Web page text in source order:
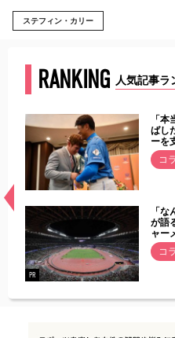
ステフィン・カリー
RANKING 人気記事ラ
常
「
ばし
ーを
コ
PR
「
が語
ャー
コ